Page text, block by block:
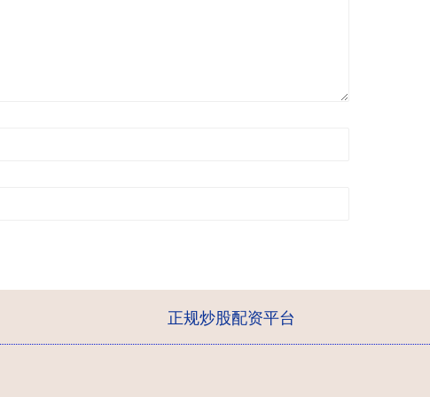
正规炒股配资平台